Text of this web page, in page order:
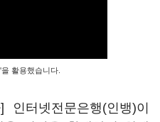
활용했습니다.
터넷전문은행(인뱅)이